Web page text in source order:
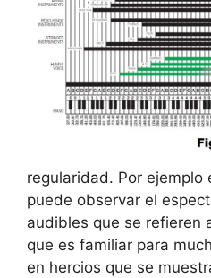
regularidad. Por ejemplo
puede observar el
audibles que se refieren
que es familiar para
en hercios que se